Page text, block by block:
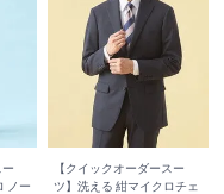
ー
ノー
【クイックオーダースー
ツ】洗える 紺マイクロチェ